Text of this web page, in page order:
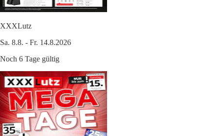
XXXLutz
Sa. 8.8. - Fr. 14.8.2026
Noch 6 Tage gültig